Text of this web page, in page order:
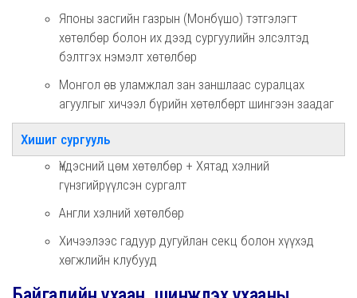
Японы засгийн газрын (Монбүшо) тэтгэлэгт
хөтөлбөр болон их дээд сургуулийн элсэлтэд
бэлтгэх нэмэлт хөтөлбөр
Монгол өв уламжлал зан заншлаас суралцах
агуулгыг хичээл бүрийн хөтөлбөрт шингээн заадаг
Хишиг сургууль
Үндэсний цөм хөтөлбөр + Хятад хэлний
гүнзгийрүүлсэн сургалт
Англи хэлний хөтөлбөр
Хичээлээс гадуур дугуйлан секц болон хүүхэд
хөгжлийн клубууд